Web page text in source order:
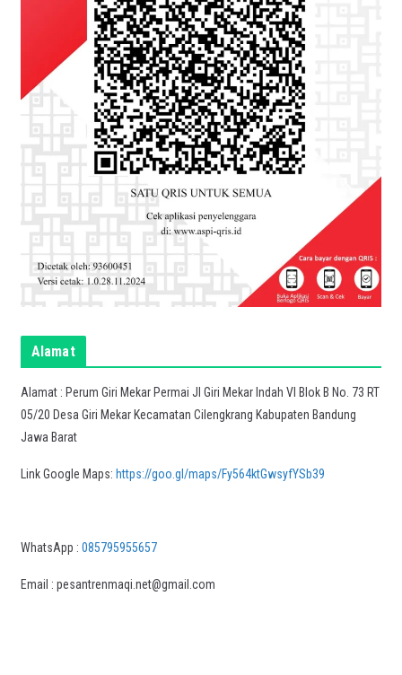
Alamat
Alamat : Perum Giri Mekar Permai Jl Giri Mekar Indah VI Blok B No. 73 RT
05/20 Desa Giri Mekar Kecamatan Cilengkrang Kabupaten Bandung
Jawa Barat
Link Google Maps: https://goo.gl/maps/Fy564ktGwsyfYSb39
WhatsApp : 085795955657
Email : pesantrenmaqi.net@gmail.com